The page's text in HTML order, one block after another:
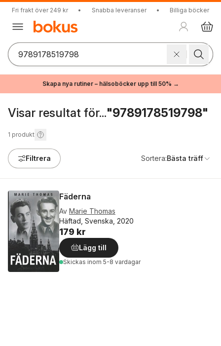
Fri frakt över 249 kr • Snabba leveranser • Billiga böcker
Skapa nya rutiner – hälsoböcker upp till 50% →
Visar resultat för..."9789178519798"
1 produkt
Filtrera Sortera:Bästa träff
Fäderna
Av Marie Thomas
Häftad, Svenska, 2020
179 kr
Lägg till
Skickas inom 5-8 vardagar